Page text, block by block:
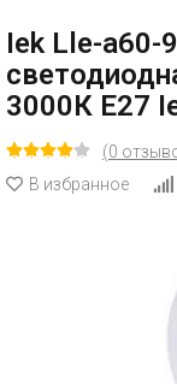
Iek Lle-a60-
3000К E27
(0
В избранное